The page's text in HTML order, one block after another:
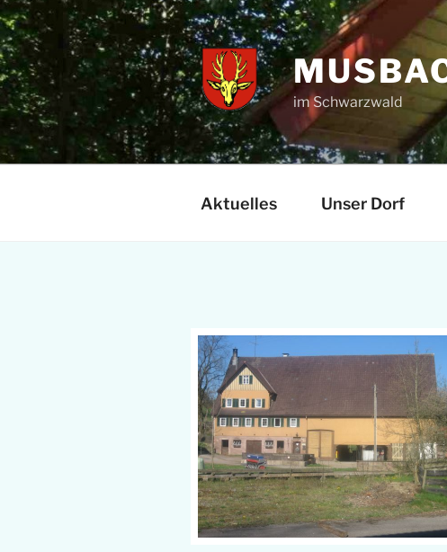
Zum
Inhalt
springen
im Schwarzwald
Aktuelles Unser Dorf